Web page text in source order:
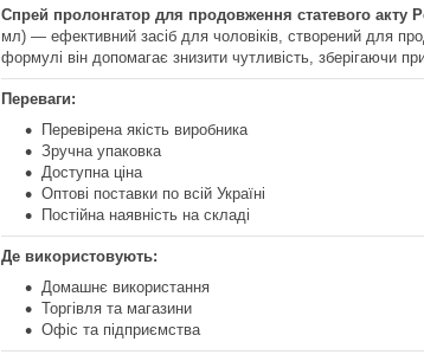
Спрей пролонгатор для продовження статевого акту
мл) — ефективний засіб для чоловіків, створений для
формулі він допомагає знизити чутливість, зберігаючи
Переваги:
Перевірена якість виробника
Зручна упаковка
Доступна ціна
Оптові поставки по всій Україні
Постійна наявність на складі
Де використовують:
Домашнє використання
Торгівля та магазини
Офіс та підприємства